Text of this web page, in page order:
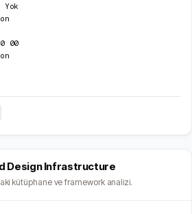
Yok
00
Design Infrastructure
kütüphane ve framework analizi.